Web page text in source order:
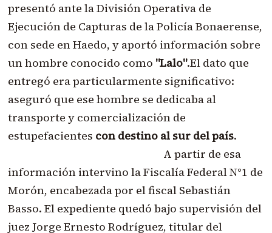
presentó ante la División Operativa de
Ejecución de Capturas de la Policía Bonaerense,
con sede en Haedo, y aportó información sobre
un hombre conocido como "Lalo".El dato que
entregó era particularmente significativo:
aseguró que ese hombre se dedicaba al
transporte y comercialización de
estupefacientes con destino al sur del país.
A partir de esa
información intervino la Fiscalía Federal N°1 de
Morón, encabezada por el fiscal Sebastián
Basso. El expediente quedó bajo supervisión del
juez Jorge Ernesto Rodríguez, titular del